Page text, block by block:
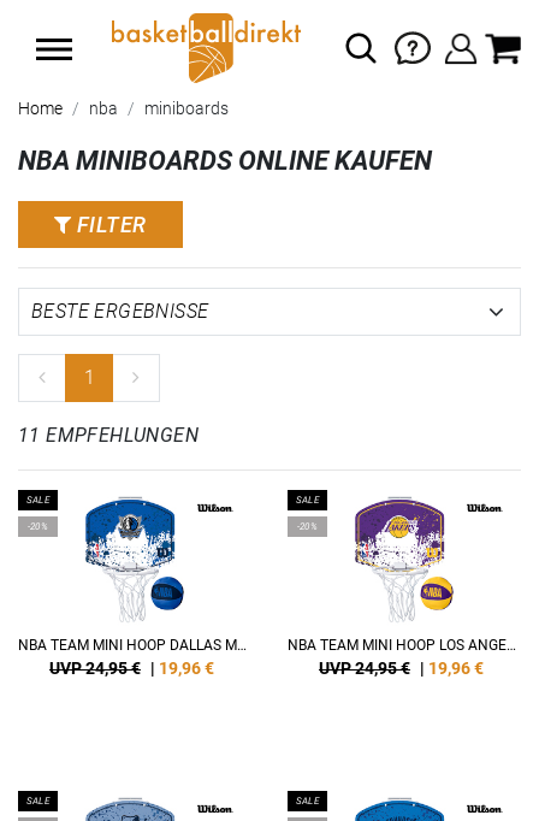
Home nba miniboards
NBA MINIBOARDS ONLINE KAUFEN
FILTER
1
11 EMPFEHLUNGEN
SALE
-20%
NBA TEAM MINI HOOP DALLAS MAVERICKS
UVP 24,95 € | 19,96€
SALE
-20%
NBA TEAM MINI HOOP LOS ANGELES LAKERS
UVP 24,95 € | 19,96€
SALE SALE